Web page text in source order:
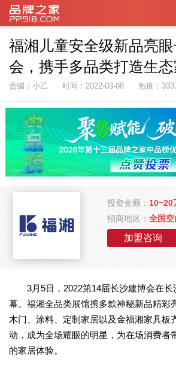
福湘儿童安全级新品亮
会，携手多品类打造生态
责编：小乙 时间：2022-03-08 热度：
投资金额： 10~20
招商地区：全国
加盟咨询
3月5日，2022第14届长沙建博会在
幕。福湘全品类展馆携多款神秘新品精彩
木门、涂料、定制家居以及金福湘家具板
动，成为全场耀眼的明星，为在场消费者
的家居体验。